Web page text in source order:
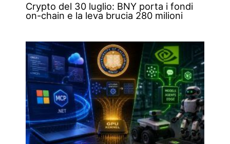
Crypto del 30 luglio: BNY porta i fondi
on-chain e la leva brucia 280 milioni